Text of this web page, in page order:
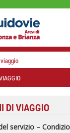
DI VIAGGIO
servizio –